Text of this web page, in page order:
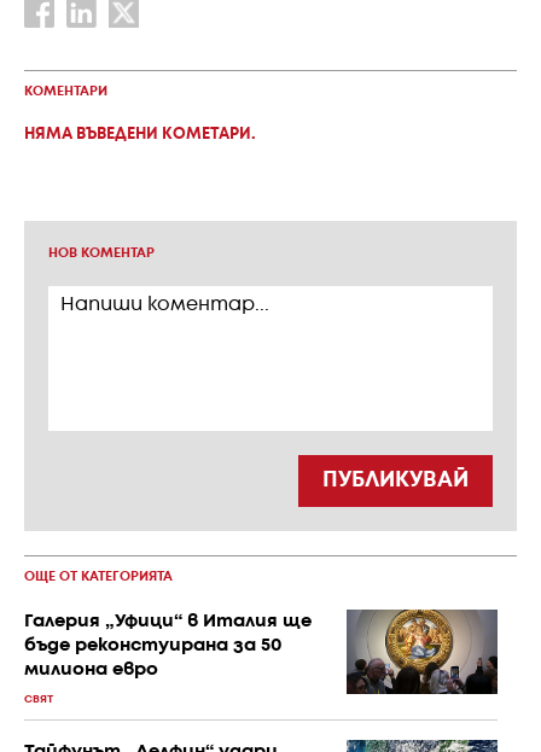
КОМЕНТАРИ
НЯМА ВЪВЕДЕНИ КОМЕТАРИ.
НОВ КОМЕНТАР
ПУБЛИКУВАЙ
ОЩЕ ОТ КАТЕГОРИЯТА
Галерия „Уфици“ в Италия ще
бъде реконстуирана за 50
милиона евро
СВЯТ